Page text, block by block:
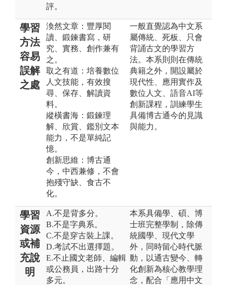
評。
學習
方法
容易
誤解
之處
渙然文章：豐厚閱
讀、鍛鍊書寫，研
究、實務、創作兼有
之。
取之有道：培養數位
人文技能，有效搜
尋、保存、解讀資
料。
縱橫書海：鍛鍊理
解、欣賞、鑑別文本
能力，不是單純記
憶。
創新思維：博古通
今，中西兼修，不會
抱殘守缺、食古不
化。
一般直覺認為中文系
屬傳統、死板、只會
背誦古文的學習方
法。本系則則在傳統
典籍之外，開設屬於
現代性、應用實作及
數位人文、語音AI等
創新課程，訓練學生
具備博古通今的見識
與能力。
學習
資源
或補
充說
明
A.不是背多分。
B.不是字典系。
C.不是穿古裝上課。
D.考試不出選擇題。
E.不止國文老師、編輯
或公務員，出路十分
多元。
本系具備學、碩、博
士班完整學制，除傳
統國學、現代文學
外，同時留心時代脈
動，以通古變今、轉
化創新為核心教學理
念，配合「應用中文